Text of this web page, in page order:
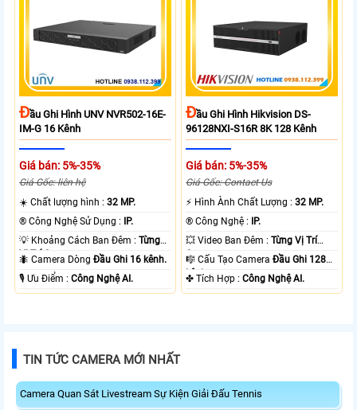
ĐẦu Ghi Hình UNV NVR502-16E-
IM-G 16 Kênh
Giá bán: 5%-35%
Giá Gốc: liên hệ
☀️ Chất lượng hình :32 MP.
®️ Công Nghệ Sử Dụng : IP.
💡 Khoảng Cách Ban Đêm :Từng
Vị Trí Camera .
🐜 Camera DòngĐầu Ghi 16 kênh.
️🎙 Ưu Điểm :Công Nghệ AI.
ĐẦu Ghi Hình Hikvision DS-
96128NXI-S16R 8K 128 Kênh
Giá bán: 5%-35%
Giá Gốc: Contact Us
️⚡ Hình Ành Chất Lượng :32 MP.
®️ Công Nghệ : IP.
💥 Video Ban Đêm :Từng Vị Trí
Camera .
🎼️ Cấu Tạo CameraĐầu Ghi 128
kênh.
️✤ Tích Hợp :Công Nghệ AI.
TIN TỨC CAMERA MỚI NHẤT
Camera Quan Sát Livestream Sự Kiện Giải Đấu Tennis